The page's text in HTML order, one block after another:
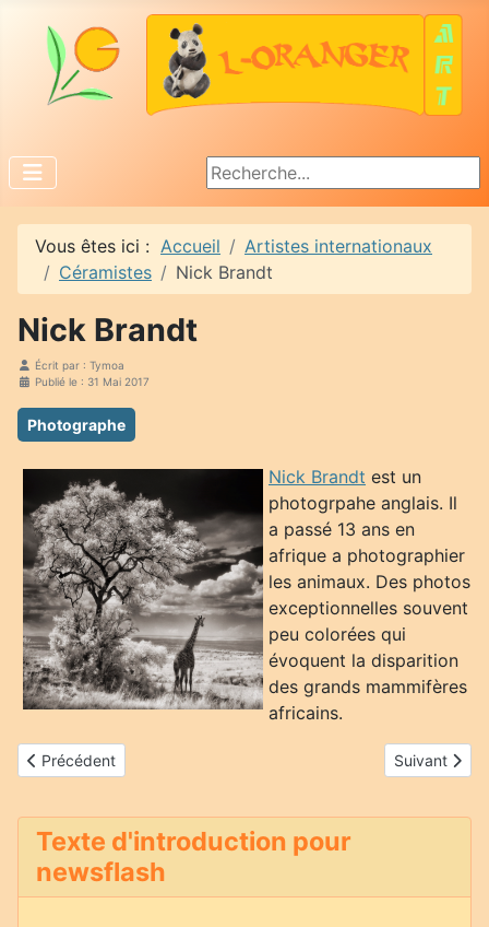
Rechercher
Vous êtes ici : Accueil
Artistes internationaux
Céramistes
Nick Brandt
Nick Brandt
Écrit par : Tymoa
Publié le : 31 Mai 2017
Photographe
Nick Brandt est un
photogrpahe anglais. Il
a passé 13 ans en
afrique a photographier
les animaux. Des photos
exceptionnelles souvent
peu colorées qui
évoquent la disparition
des grands mammifères
africains.
Article précédent : Steve McCurry
Précédent Article
Suivant
Texte d'introduction pour
newsflash